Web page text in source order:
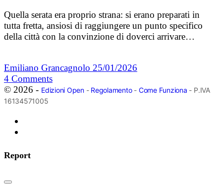
Quella serata era proprio strana: si erano preparati in
tutta fretta, ansiosi di raggiungere un punto specifico
della città con la convinzione di doverci arrivare…
Emiliano Grancagnolo 25/01/2026
4 Comments
© 2026 - Edizioni Open- Regolamento- Come Funziona - P.IVA
16134571005
Report